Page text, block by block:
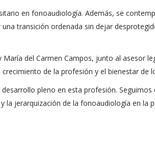
en fonoaudiología. Además, se
transición ordenada sin dejar
del Carmen Campos, junto al asesor
de la profesión y el bienestar de
pleno en esta profesión. Seguimos
jerarquización de la fonoaudiología en la